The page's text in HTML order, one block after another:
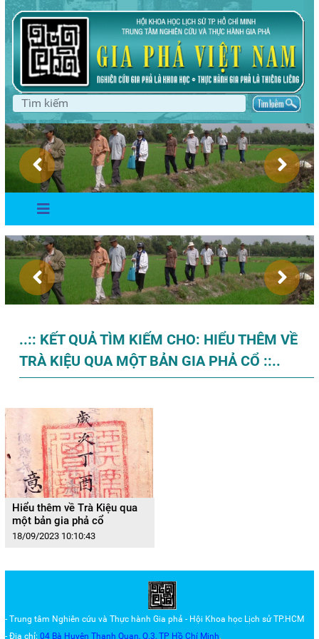
..:: KẾT QUẢ TÌM KIẾM CHO: HIỂU THÊM VỀ
TRÀ KIỆU QUA MỘT BẢN GIA PHẢ CỔ ::..
Hiểu thêm về Trà Kiệu qua
một bản gia phả cổ
18/09/2023 10:10:43
- Trung tâm Nghiên cứu và Thực hành Gia phả - Hội Khoa học Lịch sử TP.HCM
- Địa chỉ: 04 Bà Huyện Thanh Quan, Q.3, TP Hồ Chí Minh.